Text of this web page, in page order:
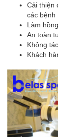
Cải thiện
các bệnh
Làm
An toàn
Không
Khách